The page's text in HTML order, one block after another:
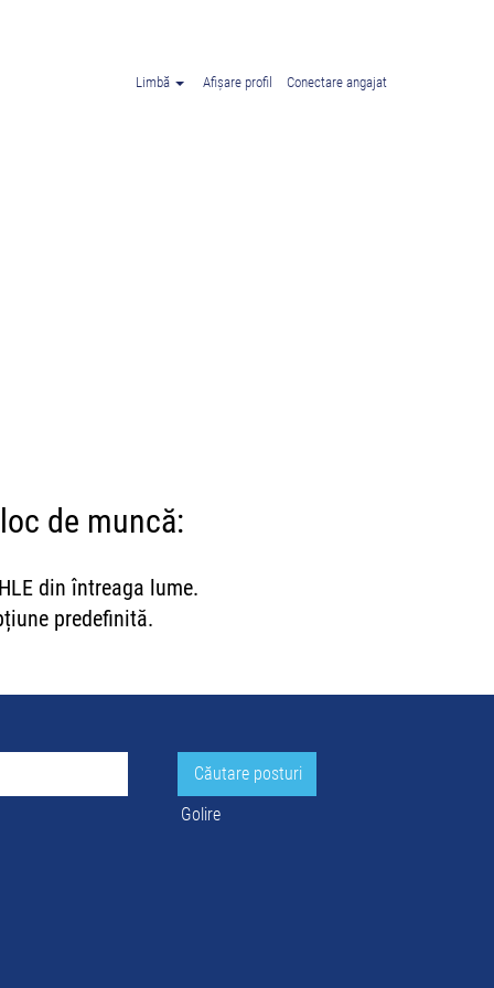
Limbă Afișare profil Conectare angajat
de muncă:
din întreaga lume.
predefinită.
Golire